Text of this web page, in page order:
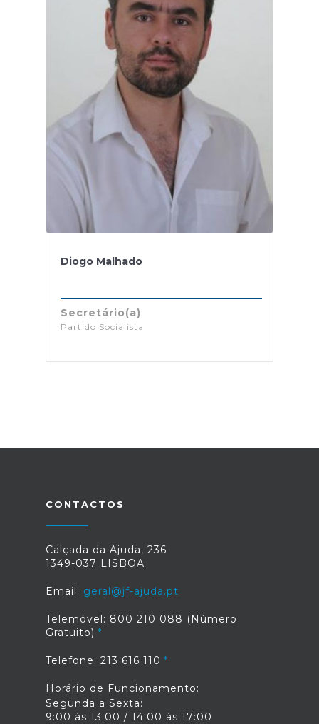
Diogo Malhado
Secretário(a)
Partido Socialista
CONTACTOS
Calçada da Ajuda, 236
1349-037 LISBOA
Email: geral@jf-ajuda.pt
Telemóvel: 800 210 088 (Número
Gratuito)
Telefone: 213 616 110
Horário de Funcionamento:
Segunda a Sexta:
9:00 às 13:00 / 14:00 às 17:00